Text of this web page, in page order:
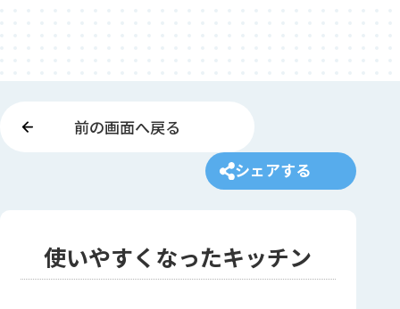
前の画面へ戻る
シェアする
使いやすくなったキッチン